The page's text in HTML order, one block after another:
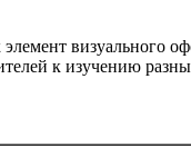
элемент
к изучению